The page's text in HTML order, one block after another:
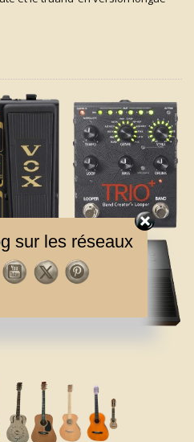
sur les réseaux